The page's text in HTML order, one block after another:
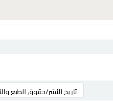
ترتيب بواسطة: